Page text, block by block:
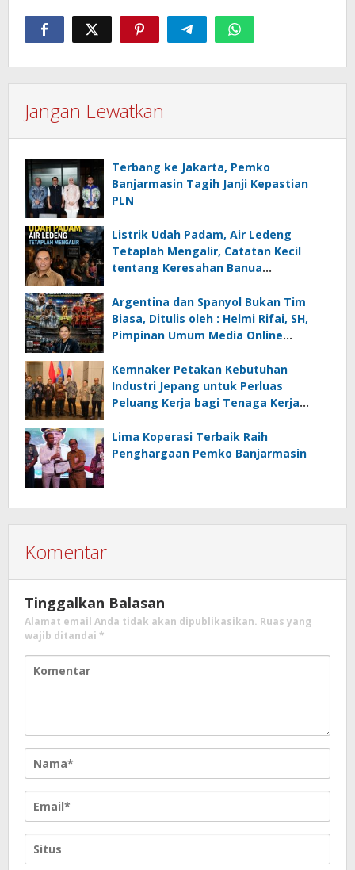
Jangan Lewatkan
Terbang ke Jakarta, Pemko
Banjarmasin Tagih Janji Kepastian
PLN
Listrik Udah Padam, Air Ledeng
Tetaplah Mengalir, Catatan Kecil
tentang Keresahan Banua
Ancaman Lingkungan, Oleh : Helmi
Rifai, SH
Argentina dan Spanyol Bukan Tim
Biasa, Ditulis oleh : Helmi Rifai, SH,
Pimpinan Umum Media Online
Kemnaker Petakan Kebutuhan
Industri Jepang untuk Perluas
Peluang Kerja bagi Tenaga Kerja
Lima Koperasi Terbaik Raih
Penghargaan Pemko Banjarmasin
Komentar
Tinggalkan Balasan
Alamat email Anda tidak akan dipublikasikan. Ruas yang
wajib ditandai *